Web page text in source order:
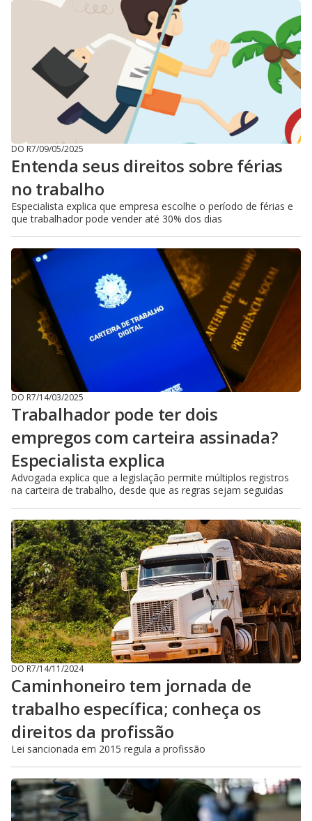
DO R7/09/05/2025
Entenda seus direitos sobre férias
no trabalho
Especialista explica que empresa escolhe o período de férias e
que trabalhador pode vender até 30% dos dias
DO R7/14/03/2025
Trabalhador pode ter dois
empregos com carteira assinada?
Especialista explica
Advogada explica que a legislação permite múltiplos registros
na carteira de trabalho, desde que as regras sejam seguidas
DO R7/14/11/2024
Caminhoneiro tem jornada de
trabalho específica; conheça os
direitos da profissão
Lei sancionada em 2015 regula a profissão